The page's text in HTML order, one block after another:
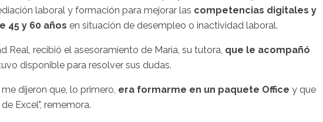
laboral y formación para mejorar las competencias digitales y
45 y 60 años en situación de desempleo o inactividad laboral.
Real, recibió el asesoramiento de María, su tutora, que le acompañó
disponible para resolver sus dudas.
dijeron que, lo primero, era formarme en un paquete Office y que
Excel", rememora.